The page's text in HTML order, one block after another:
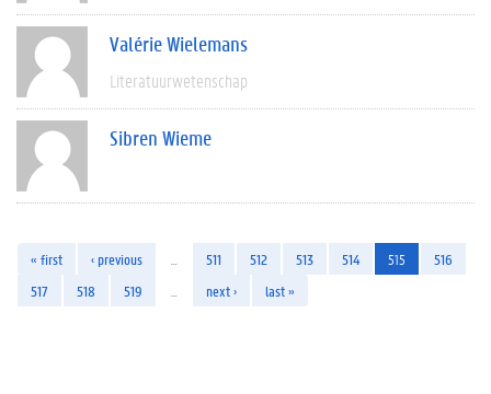
Valérie Wielemans
Literatuurwetenschap
Sibren Wieme
« first ‹ previous 511 512 513 514 515
516
517
518 519 next › last »